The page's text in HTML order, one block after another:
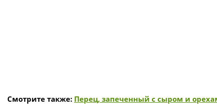
Смотрите также: Перец, запеченный с сыром и